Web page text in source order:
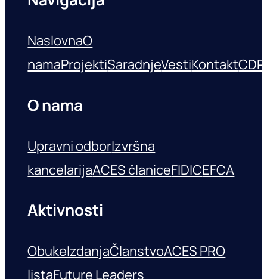
NaslovnaO
namaProjektiSaradnjeVestiKontakt
O nama
Upravni odborIzvršna
kancelarijaACES članiceFIDICEFCA
Aktivnosti
ObukeIzdanjaČlanstvoACES PRO
listaFuture Leaders